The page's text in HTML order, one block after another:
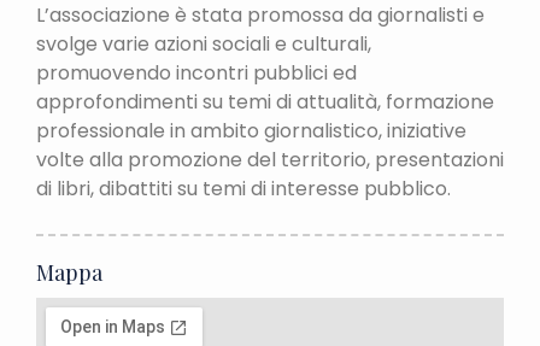
L’associazione è stata promossa da giornalisti e
svolge varie azioni sociali e culturali,
promuovendo incontri pubblici ed
approfondimenti su temi di attualità, formazione
professionale in ambito giornalistico, iniziative
volte alla promozione del territorio, presentazioni
di libri, dibattiti su temi di interesse pubblico.
Mappa